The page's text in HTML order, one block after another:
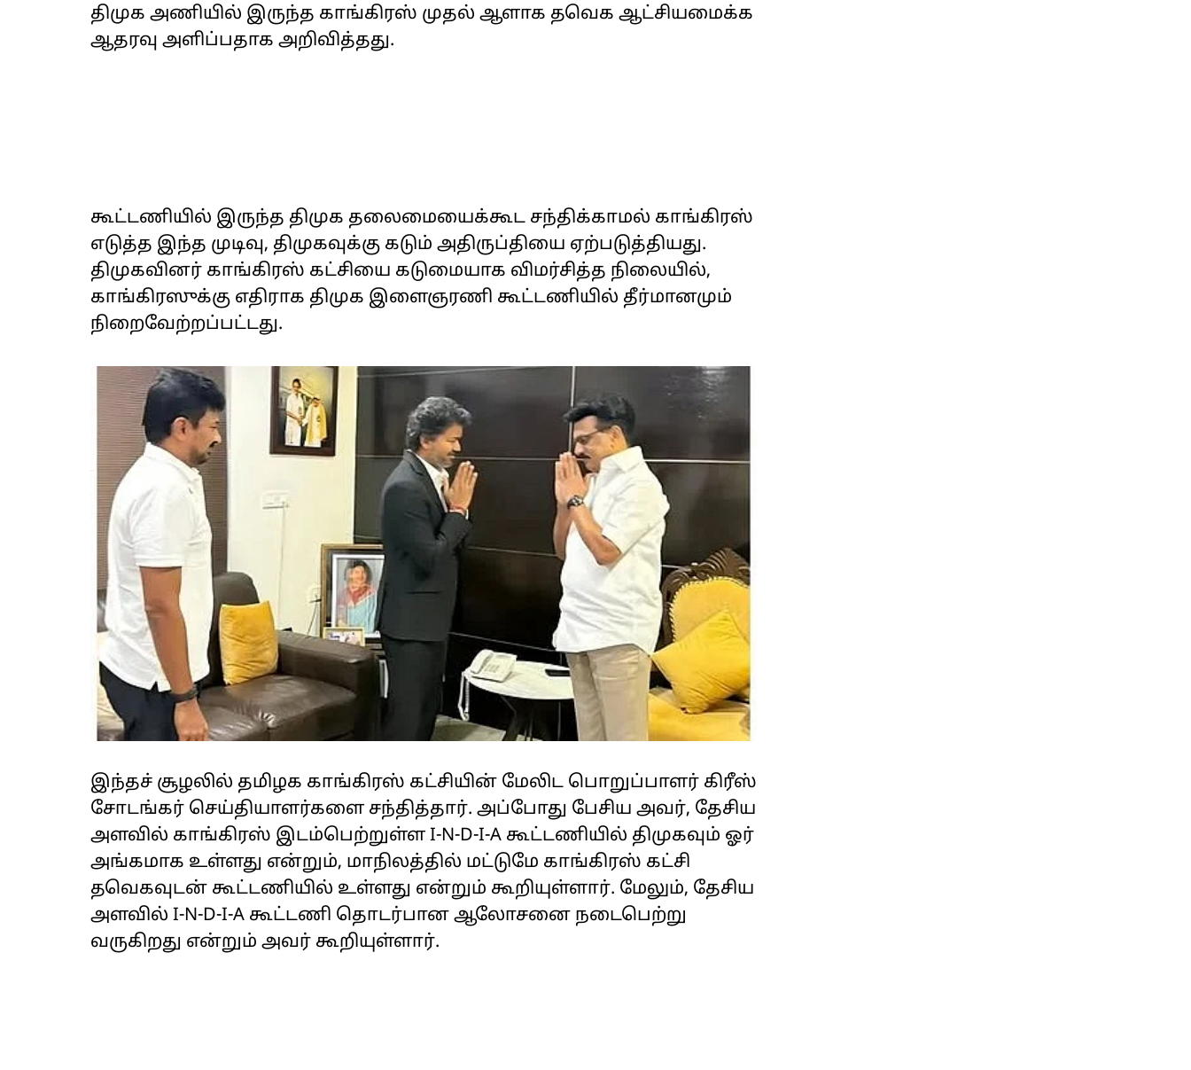
திமுக அணியில் இருந்த காங்கிரஸ் முதல் ஆளாக தவெக ஆட்சியமைக்க
ஆதரவு அளிப்பதாக அறிவித்தது.
கூட்டணியில் இருந்த திமுக தலைமையைக்கூட சந்திக்காமல் காங்கிரஸ்
எடுத்த இந்த முடிவு, திமுகவுக்கு கடும் அதிருப்தியை ஏற்படுத்தியது.
திமுகவினர் காங்கிரஸ் கட்சியை கடுமையாக விமர்சித்த நிலையில்,
காங்கிரஸுக்கு எதிராக திமுக இளைஞரணி கூட்டணியில் தீர்மானமும்
நிறைவேற்றப்பட்டது.
இந்தச் சூழலில் தமிழக காங்கிரஸ் கட்சியின் மேலிட பொறுப்பாளர் கிரீஸ்
சோடங்கர் செய்தியாளர்களை சந்தித்தார். அப்போது பேசிய அவர், தேசிய
அளவில் காங்கிரஸ் இடம்பெற்றுள்ள I-N-D-I-A கூட்டணியில் திமுகவும் ஓர்
அங்கமாக உள்ளது என்றும், மாநிலத்தில் மட்டுமே காங்கிரஸ் கட்சி
தவெகவுடன் கூட்டணியில் உள்ளது என்றும் கூறியுள்ளார். மேலும், தேசிய
அளவில் I-N-D-I-A கூட்டணி தொடர்பான ஆலோசனை நடைபெற்று
வருகிறது என்றும் அவர் கூறியுள்ளார்.